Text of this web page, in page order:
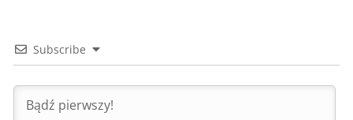
Subscribe